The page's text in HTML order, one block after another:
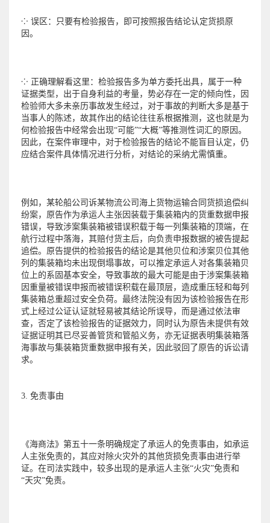
⁘ 误区：只要有检验报告，即可按照报告结论认定货损原
因。
⁘ 正确理解看这里：检验报告多为单方委托出具，属于一种
证据类型，出于自身利益的考量，势必存在一定的倾向性，因
检验师大多未亲历事故发生经过，对于事故的判断大多是基于
当事人的陈述，故其作出的结论往往系根据推测，这也就是为
何检验报告中经常会出现“可能”“大概”等推测性词汇的原因。
因此，在案件审理中，对于检验报告的结论不能盲目认定，仍
应结合案件具体情况进行分析，对结论的采纳尤需慎重。
例如，某轮船公司诉某物流公司海上货物运输合同货损追偿纠
纷案，原告作为承运人主张因装载于集装箱内的货重数据申报
错误，导致涉案集装箱被错误积载于每一列集装箱的顶端，在
航行过程中落海，其赔付货主后，向负责申报数据的被告提起
追偿。原告提供的检验报告的结论是其他贝位和涉案贝位其他
列的集装箱均未出现倒塌事故，可以推定承运人对各集装箱贝
位上的系固基本安全，导致事故的最大可能是由于涉案集装箱
因重量被错误申报而被错误积载在最顶层，造成重压轻和每列
集装箱总重超过安全负荷。最终法院没有因为该检验报告在形
式上经过公证认证就轻易被其结论所误导，而是通过依法审
查，否定了该检验报告的证据效力，同时认为原告未提供有效
证据证明其已尽妥善管货和管船义务，亦无证据表明集装箱落
海事故与集装箱货重数据申报有关，因此驳回了原告的诉讼请
求。
3. 免责事由
《海商法》第五十一条明确规定了承运人的免责事由，如承运
人主张免责的，其应对除火灾外的其他货损免责事由进行举
证。在司法实践中，较多出现的是承运人主张“火灾”免责和
“天灾”免责。